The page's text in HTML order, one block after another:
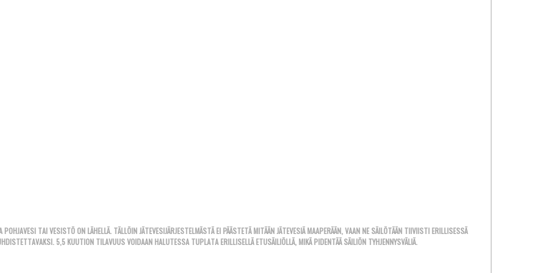
TAI VESISTÖ ON LÄHELLÄ. TÄLLÖIN JÄTEVESIJÄRJESTELMÄSTÄ EI PÄÄSTETÄ MITÄÄN JÄTEVESIÄ MAAPERÄÄN, VAAN NE SÄILÖTÄÄN TIIVIISTI ERILLISESSÄ
5,5 KUUTION TILAVUUS VOIDAAN HALUTESSA TUPLATA ERILLISELLÄ ETUSÄILIÖLLÄ, MIKÄ PIDENTÄÄ SÄILIÖN TYHJENNYSVÄLIÄ.